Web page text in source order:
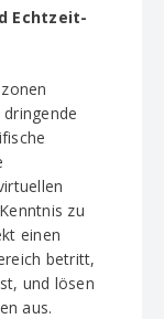
Echtzeit-
zu
einen
betritt,
und lösen
aus.